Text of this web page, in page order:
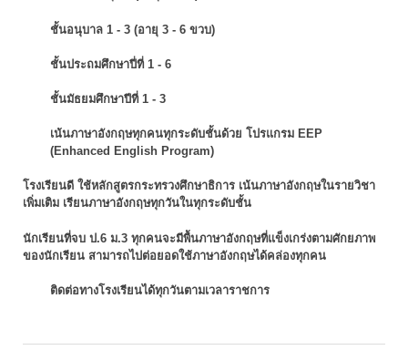
ชั้นอนุบาล 1 - 3 (อายุ 3 - 6 ขวบ)
ชั้นประถมศึกษาปี่ที่ 1 - 6
ชั้นมัธยมศึกษาปีที่ 1 - 3
เน้นภาษาอังกฤษทุกคนทุกระดับชั้นด้วย โปรแกรม EEP
(Enhanced English Program)
โรงเรียนดี ใช้หลักสูตรกระทรวงศึกษาธิการ เน้นภาษาอังกฤษในรายวิชา
เพิ่มเติม เรียนภาษาอังกฤษทุกวันในทุกระดับชั้น
นักเรียนที่จบ ป.6 ม.3 ทุกคนจะมีพื้นภาษาอังกฤษที่แข็งเกร่งตามศักยภาพ
ของนักเรียน สามารถไปต่อยอดใช้ภาษาอังกฤษได้คล่องทุกคน
ติดต่อทางโรงเรียนได้ทุกวันตามเวลาราชการ